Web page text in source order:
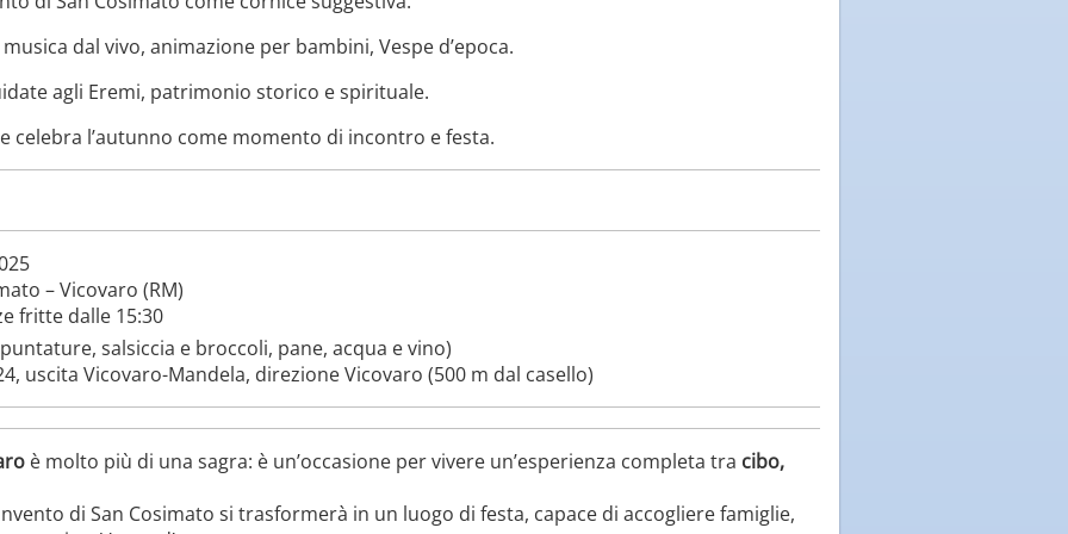
dal vivo, animazione per bambini, Vespe d’epoca.
agli Eremi, patrimonio storico e spirituale.
celebra l’autunno come momento di incontro e festa.
– Vicovaro (RM)
fritte dalle 15:30
salsiccia e broccoli, pane, acqua e vino)
uscita Vicovaro-Mandela, direzione Vicovaro (500 m dal casello)
è molto più di una sagra: è un’occasione per vivere un’esperienza completa tra cibo,
di San Cosimato si trasformerà in un luogo di festa, capace di accogliere famiglie,